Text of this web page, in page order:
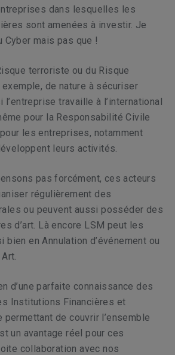
dans lesquelles les
sont amenées à investir. Je
Cyber mais pas que !
terroriste ou du Risque
de nature à sécuriser
l’entreprise travaille à l’international
pour la Responsabilité Civile
les entreprises, notamment
leurs activités.
pas forcément, ces acteurs
régulièrement des
ou peuvent aussi posséder des
d’art. Là encore LSM peut les
bien en Annulation d’événement ou
d’une parfaite connaissance des
Institutions Financières et
de couvrir l’ensemble
un avantage réel pour ces
collaboration avec nos